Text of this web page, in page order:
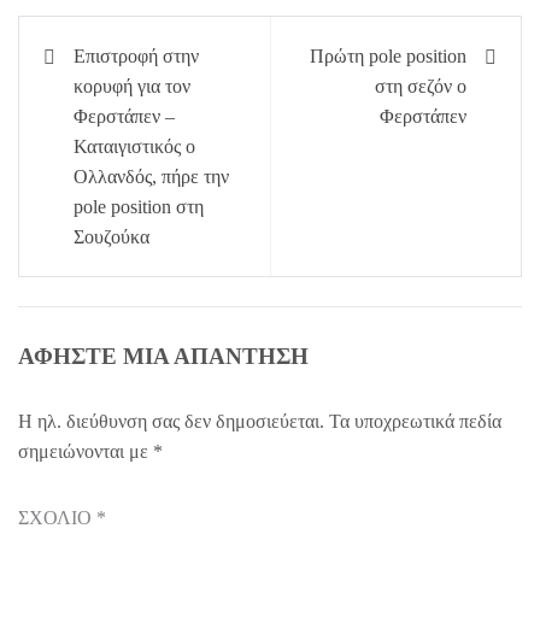
Πλοήγηση
άρθρων
Επιστροφή στην
κορυφή για τον
Φερστάπεν –
Καταιγιστικός ο
Ολλανδός, πήρε την
pole position στη
Σουζούκα
Πρώτη pole position
στη σεζόν ο
Φερστάπεν
ΑΦΉΣΤΕ ΜΙΑ ΑΠΆΝΤΗΣΗ
Η ηλ. διεύθυνση σας δεν δημοσιεύεται. Τα υποχρεωτικά πεδία
σημειώνονται με *
ΣΧΌΛΙΟ *